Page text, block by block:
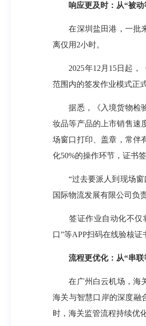
响应更及时：从“被
在深圳盐田港，一批来
离仅用2小时。
2025年12月15日起，《
范围内的签发作业模式正
据悉，《入境货物检验
妆品等产品的上市销售速
场窗口打印、盖章，常伴
化50%的操作环节，证书
“过去要派人到现场窗口
国际物流发展有限公司负
签证作业自动化不仅将
口”等APP扫码在线验核
流程更优化：从“串
在广州白云机场，海关
海关与智慧口岸的深度融
时，海关监管流程持续优